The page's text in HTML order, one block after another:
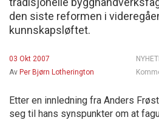
den siste reformen i
kunnskapsløftet.
03 Okt 2007
Av Per Bjørn Lotherington
Etter en innledning fra Anders
seg til hans synspunkter om at